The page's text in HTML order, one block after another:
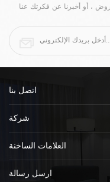
اتصل بنا
شركة
العلامات الساخنة
ارسل رسالة